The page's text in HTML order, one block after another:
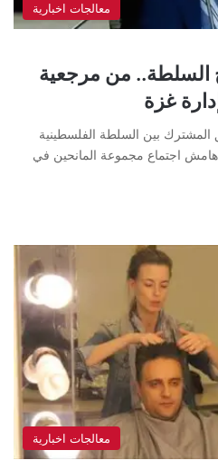
معالجات اخبارية
السلطة.. من مرجعية
غزة
المشترك بين السلطة الفلسطينية
اجتماع مجموعة المانحين في
معالجات اخبارية